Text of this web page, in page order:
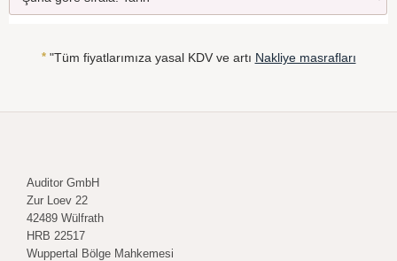
*"Tüm fiyatlarımıza yasal KDV ve artı Nakliye masrafları
Auditor GmbH
Zur Loev 22
42489 Wülfrath
HRB 22517
Wuppertal Bölge Mahkemesi